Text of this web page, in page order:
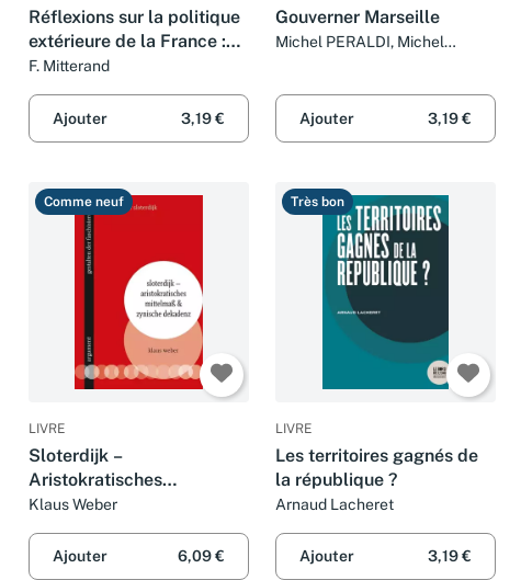
Réflexions sur la politique
extérieure de la France :
Introductions à vingt-cinq
discours (1981-1985)
F. Mitterand
Ajouter 3,19 €
Gouverner Marseille
Michel PERALDI, Michel
Ajouter
3,19 €
Comme neuf
LIVRE
Sloterdijk –
Aristokratisches
Mittelmaß & zynische
faschisierung 1
Klaus Weber
Ajouter 6,09 €
Très bon
LIVRE
Les territoires gagnés de
la république ?
Arnaud Lacheret
Ajouter 3,19 €